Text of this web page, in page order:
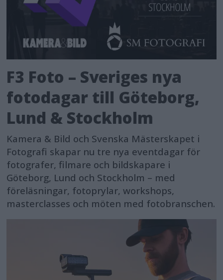
F3 Foto – Sveriges nya
fotodagar till Göteborg,
Lund & Stockholm
Kamera & Bild och Svenska Mästerskapet i
Fotografi skapar nu tre nya eventdagar för
fotografer, filmare och bildskapare i
Göteborg, Lund och Stockholm – med
föreläsningar, fotoprylar, workshops,
masterclasses och möten med fotobranschen.